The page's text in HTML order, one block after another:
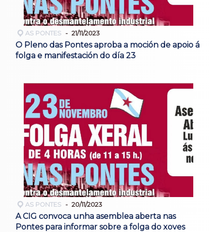
AS PONTES 21/11/2023
O Pleno das Pontes aproba a moción de apoio á
folga e manifestación do día 23
AS PONTES 20/11/2023
A CIG convoca unha asemblea aberta nas
Pontes para informar sobre a folga do xoves